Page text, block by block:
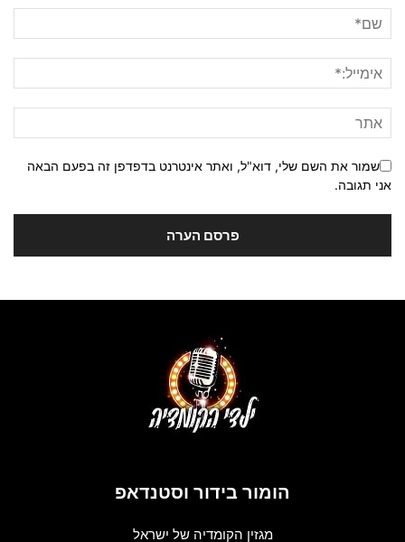
שמור את השם שלי, דוא"ל, ואתר אינטרנט בדפדפן זה בפעם הבאה
אני תגובה.
הומור בידור וסטנדאפ
מגזין הקומדיה של ישראל